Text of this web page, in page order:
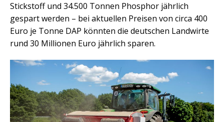
Stickstoff und 34.500 Tonnen Phosphor jährlich
gespart werden – bei aktuellen Preisen von circa 400
Euro je Tonne DAP könnten die deutschen Landwirte
rund 30 Millionen Euro jährlich sparen.